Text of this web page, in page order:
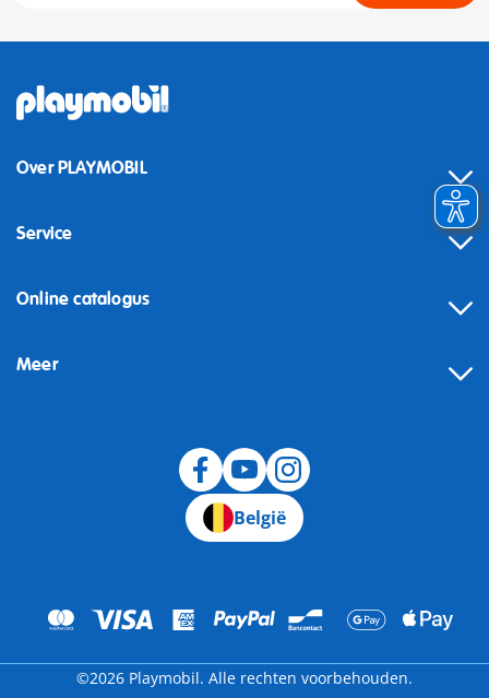
Over PLAYMOBIL
Service
Online catalogus
Meer
België
©2026 Playmobil. Alle rechten voorbehouden.